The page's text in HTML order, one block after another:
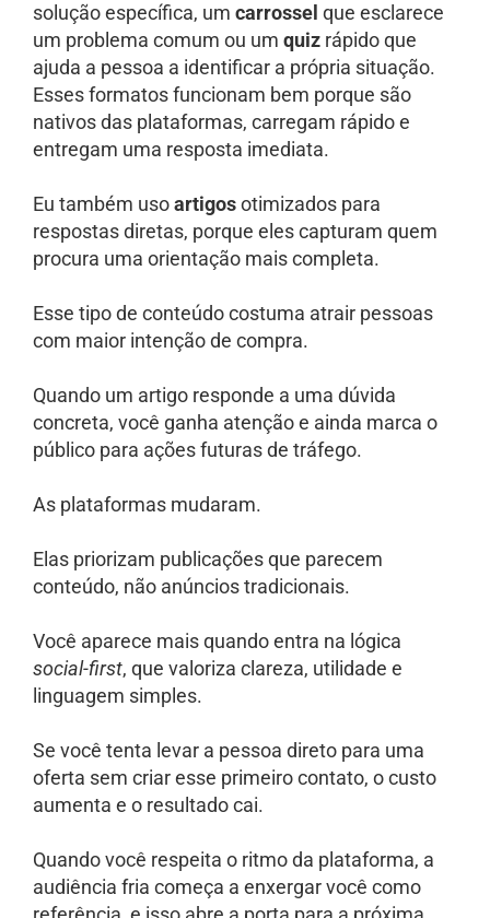
solução específica, um carrossel que esclarece
um problema comum ou um quizrápido que
ajuda a pessoa a identificar a própria situação.
Esses formatos funcionam bem porque são
nativos das plataformas, carregam rápido e
entregam uma resposta imediata.
Eu também usoartigosotimizados para
respostas diretas, porque eles capturam quem
procura uma orientação mais completa.
Esse tipo de conteúdo costuma atrair pessoas
com maior intenção de compra.
Quando um artigo responde a uma dúvida
concreta, você ganha atenção e ainda marca o
público para ações futuras de tráfego.
As plataformas mudaram.
Elas priorizam publicações que parecem
conteúdo, não anúncios tradicionais.
Você aparece mais quando entra na lógica
social-first, que valoriza clareza, utilidade e
linguagem simples.
Se você tenta levar a pessoa direto para uma
oferta sem criar esse primeiro contato, o custo
aumenta e o resultado cai.
Quando você respeita o ritmo da plataforma, a
audiência fria começa a enxergar você como